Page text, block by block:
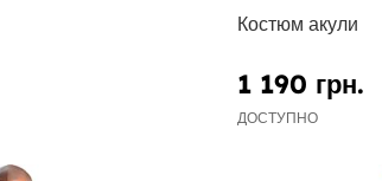
Костюм акули
1 190 грн.
ДОСТУПНО